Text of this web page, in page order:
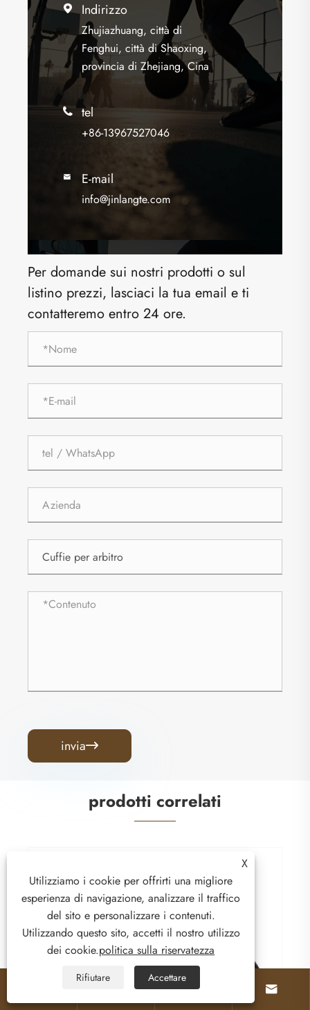
 Indirizzo
Zhujiazhuang, città di
Fenghui, città di Shaoxing,
provincia di Zhejiang, Cina
 tel
+86-13967527046
 E-mail
info@jinlangte.com
Per domande sui nostri prodotti o sul
listino prezzi, lasciaci la tua email e ti
contatteremo entro 24 ore.
invia
prodotti correlati
Fischio dell'allenatore dell'arbitro in metallo
Visualizza altro >>
 
X
Utilizziamo i cookie per offrirti una migliore
esperienza di navigazione, analizzare il traffico
del sito e personalizzare i contenuti.
Utilizzando questo sito, accetti il ​​nostro utilizzo
dei cookie.politica sulla riservatezza
Rifiutare Accettare